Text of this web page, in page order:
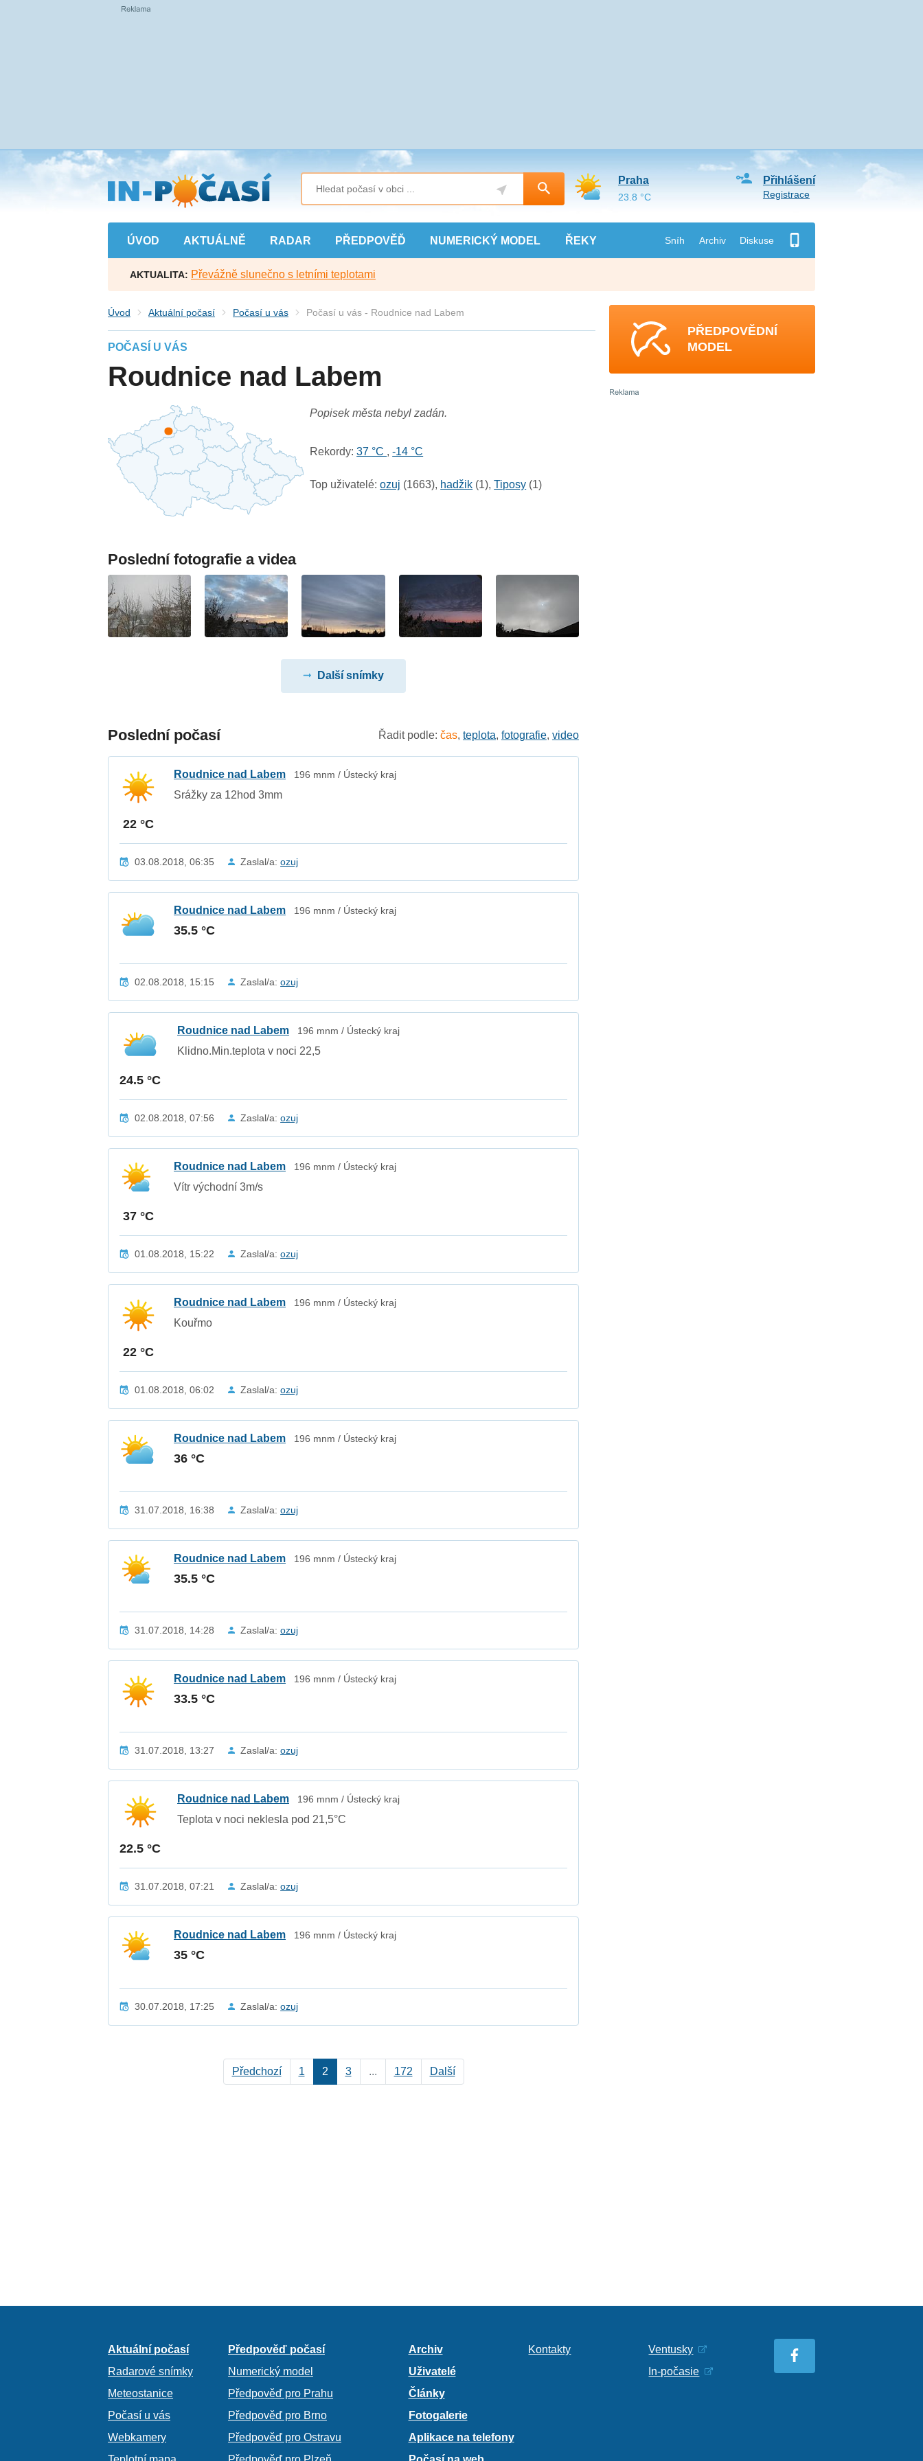
Přejít
na
hlavní
obsah
ÚVOD AKTUÁLNĚ RADAR PŘEDPOVĚĎ NUMERICKÝ MODEL ŘEKY Sníh Archiv Diskuse
Přihlášení
Registrace
Praha
23.8 °C
AKTUALITA: Převážně slunečno s letními teplotami
Úvod Aktuální počasí Počasí u vás Počasí u vás - Roudnice nad Labem
POČASÍ U VÁS
Roudnice nad Labem
Popisek města nebyl zadán.
Rekordy: 37 °C ,-14 °C
Top uživatelé: ozuj (1663), hadžik (1),Tiposy (1)
Poslední fotografie a videa
Další snímky
Poslední počasí Řadit podle: čas, teplota, fotografie, video
22 °C
Roudnice nad Labem 196 mnm / Ústecký kraj
Srážky za 12hod 3mm
03.08.2018, 06:35 Zaslal/a:ozuj
Roudnice nad Labem 196 mnm / Ústecký kraj
35.5 °C
02.08.2018, 15:15 Zaslal/a:ozuj
24.5 °C
Roudnice nad Labem 196 mnm / Ústecký kraj
Klidno.Min.teplota v noci 22,5
02.08.2018, 07:56 Zaslal/a:ozuj
37 °C
Roudnice nad Labem 196 mnm / Ústecký kraj
Vítr východní 3m/s
01.08.2018, 15:22 Zaslal/a:ozuj
22 °C
Roudnice nad Labem 196 mnm / Ústecký kraj
Kouřmo
01.08.2018, 06:02 Zaslal/a:ozuj
Roudnice nad Labem 196 mnm / Ústecký kraj
36 °C
31.07.2018, 16:38 Zaslal/a:ozuj
Roudnice nad Labem 196 mnm / Ústecký kraj
35.5 °C
31.07.2018, 14:28 Zaslal/a:ozuj
Roudnice nad Labem 196 mnm / Ústecký kraj
33.5 °C
31.07.2018, 13:27 Zaslal/a:ozuj
22.5 °C
Roudnice nad Labem 196 mnm / Ústecký kraj
Teplota v noci neklesla pod 21,5°C
31.07.2018, 07:21 Zaslal/a:ozuj
Roudnice nad Labem 196 mnm / Ústecký kraj
35 °C
30.07.2018, 17:25 Zaslal/a:ozuj
Předchozí 1 2 3 ... 172 Další
PŘEDPOVĚDNÍ
MODEL
Aktuální počasí
Radarové snímky
Meteostanice
Počasí u vás
Webkamery
Předpověď počasí
Numerický model
Předpověď pro Prahu
Předpověď pro Brno
Předpověď pro Ostravu
Archiv
Uživatelé
Články
Fotogalerie
Aplikace na telefony
Kontakty
Ventusky
In-počasie